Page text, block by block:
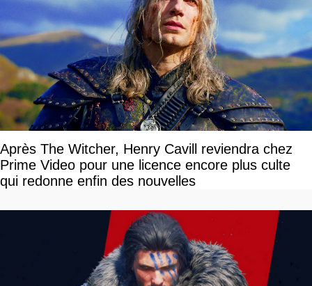
Après The Witcher, Henry Cavill reviendra chez
Prime Video pour une licence encore plus culte
qui redonne enfin des nouvelles